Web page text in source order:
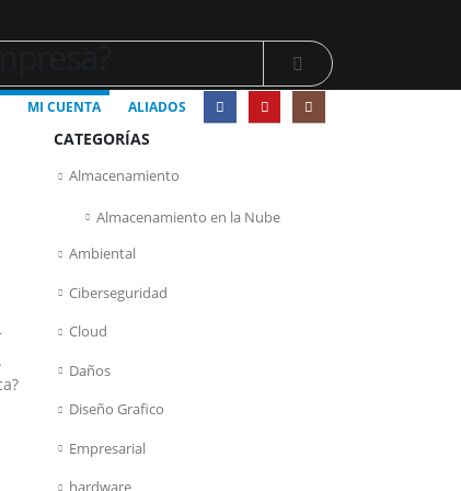
MI CUENTA ALIADOS
.
CATEGORÍAS
Almacenamiento
Almacenamiento en la Nube
Ambiental
Ciberseguridad
Cloud
Daños
Diseño Grafico
Empresarial
hardware